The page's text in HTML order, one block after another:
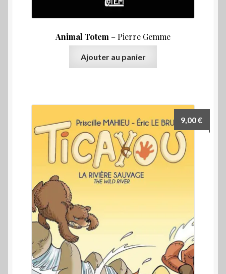
Animal Totem – Pierre Gemme
Ajouter au panier
9,00€